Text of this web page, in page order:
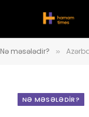
Nə məsələdir? »
NƏ MƏSƏLƏDIR?